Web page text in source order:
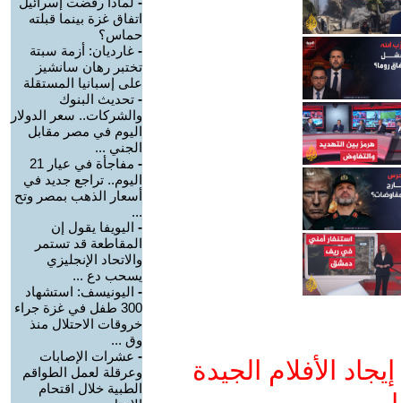
الأفلام الجيدة
اتفاق غزة بينما قبلته
حماس؟
- غارديان: أزمة سبتة
تختبر رهان سانشيز
على إسبانيا المستقلة
- تحديث البنوك
والشركات.. سعر الدولار
اليوم في مصر مقابل
الجني ...
-
مفاجأة في عيار 21
اليوم.. تراجع جديد في
أسعار الذهب بمصر وتح
...
- اليويفا يقول إن
المقاطعة قد تستمر
والاتحاد الإنجليزي
يسحب دع ...
- اليونيسف: استشهاد
300 طفل في غزة جراء
خروقات الاحتلال منذ
وق ...
- عشرات الإصابات
وعرقلة لعمل الطواقم
الطبية خلال اقتحام